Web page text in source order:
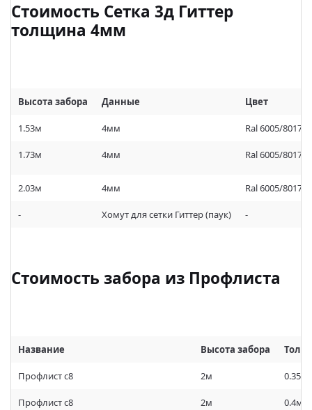
Стоимость Сетка 3д Гиттер
толщина 4мм
Высота забора Данные Цвет
1.53м 4мм Ral 6005/8017/
1.73м 4мм Ral 6005/8017/
2.03м 4мм Ral 6005/8017/
- Хомут для сетки Гиттер (паук) -
Стоимость забора из Профлиста
Название Высота забора
Профлист c8 2м
Профлист c8 2м 0.4мм